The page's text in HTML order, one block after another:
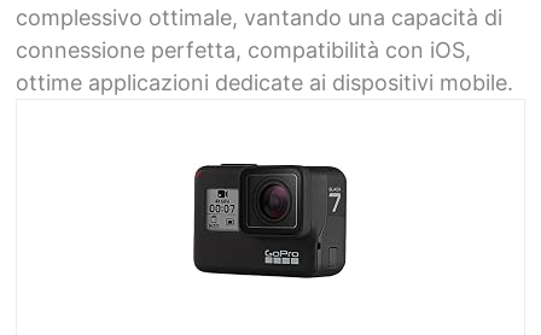
complessivo ottimale, vantando una capacità di
connessione perfetta, compatibilità con iOS,
ottime applicazioni dedicate ai dispositivi mobile.